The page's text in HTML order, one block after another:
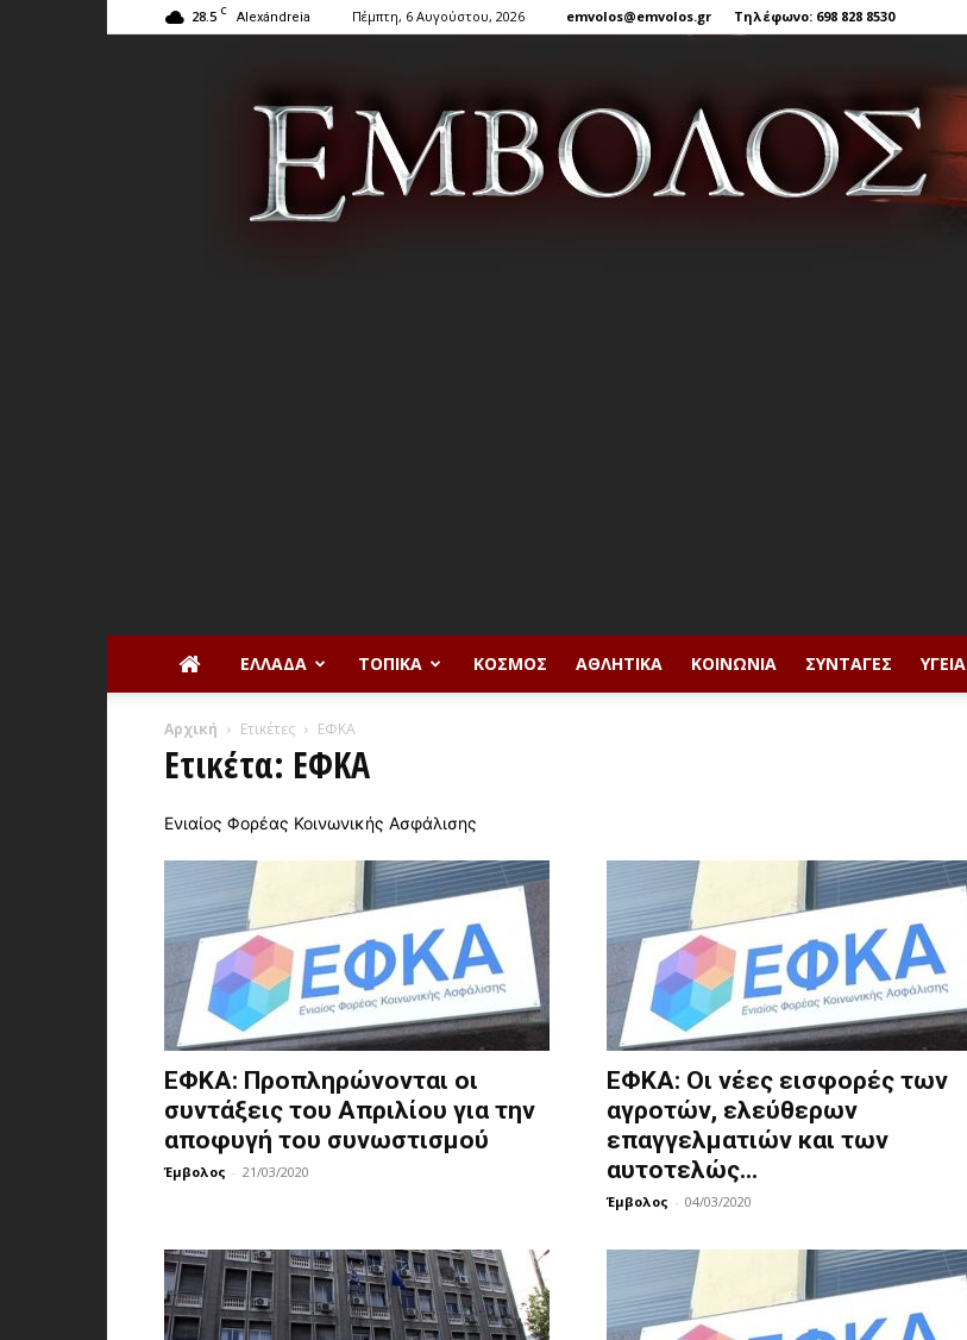
28.5 C Alexándreia Πέμπτη, 6 Αυγούστου, 2026 emvolos@emvolos.gr Τηλέφωνο: 698 828 8530
ΕΛΛΆΔΑ ΤΟΠΙΚΆ ΚΌΣΜΟΣ ΑΘΛΗΤΙΚΆ ΚΟΙΝΩΝΊΑ ΣΥΝΤΑΓΈΣ ΥΓΕΊΑ
Αρχική Ετικέτες ΕΦΚΑ
Ετικέτα: ΕΦΚΑ
Ενιαίος Φορέας Κοινωνικής Ασφάλισης
ΕΦΚΑ: Προπληρώνονται οι
συντάξεις του Απριλίου για την
αποφυγή του συνωστισμού
Έμβολος - 21/03/2020
ΕΦΚΑ: Οι νέες εισφορές των
αγροτών, ελεύθερων
επαγγελματιών και των
αυτοτελώς...
Έμβολος - 04/03/2020